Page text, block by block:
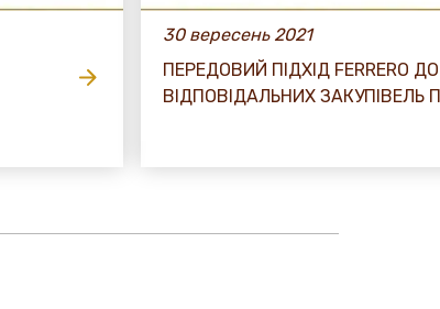
30 вересень 2021
ПЕРЕДОВИЙ ПІДХІД FERRERO ДО
ВІДПОВІДАЛЬНИХ ЗАКУПІВЕЛЬ